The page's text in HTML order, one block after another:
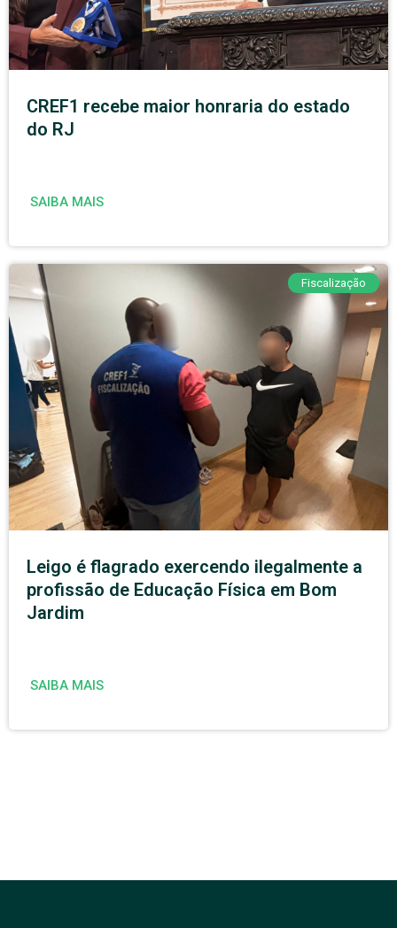
CREF1 recebe maior honraria do estado
do RJ
SAIBA MAIS
Fiscalização
Leigo é flagrado exercendo ilegalmente a
profissão de Educação Física em Bom
Jardim
SAIBA MAIS